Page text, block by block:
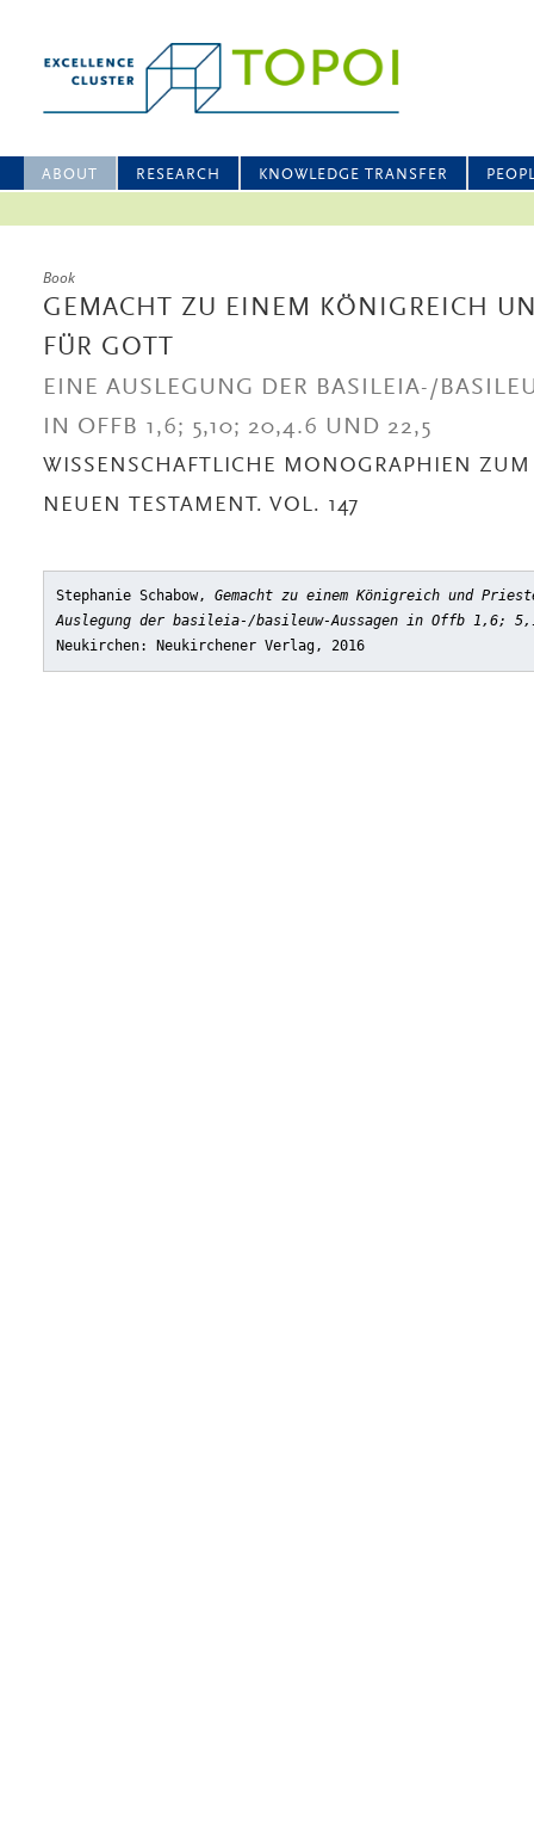
ABOUT RESEARCH KNOWLEDGE TRANSFER
Book
GEMACHT ZU EINEM KÖNIGREICH
FÜR GOTT
EINE AUSLEGUNG DER BASILEIA-/
IN OFFB 1,6; 5,10; 20,4.6 UND 22,5
WISSENSCHAFTLICHE MONOGRAPHIEN
NEUEN TESTAMENT. VOL. 147
Stephanie Schabow, Gemacht zu einem Königreich und
Auslegung der basileia-/basileuw-Aussagen in Offb 1,6;
Neukirchen: Neukirchener Verlag, 2016